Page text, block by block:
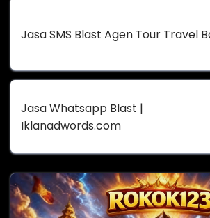
Jasa SMS Blast Agen Tour Travel
Jasa Whatsapp Blast |
Iklanadwords.com